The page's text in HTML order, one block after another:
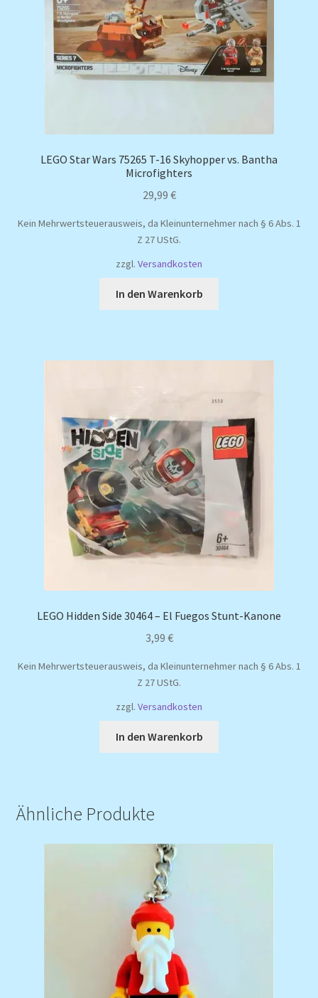
LEGO Star Wars 75265 T-16 Skyhopper vs. Bantha
Microfighters
29,99 €
Kein Mehrwertsteuerausweis, da Kleinunternehmer nach § 6 Abs. 1
Z 27 UStG.
zzgl. Versandkosten
In den Warenkorb
LEGO Hidden Side 30464 – El Fuegos Stunt-Kanone
3,99 €
Kein Mehrwertsteuerausweis, da Kleinunternehmer nach § 6 Abs. 1
Z 27 UStG.
zzgl. Versandkosten
In den Warenkorb
Ähnliche Produkte